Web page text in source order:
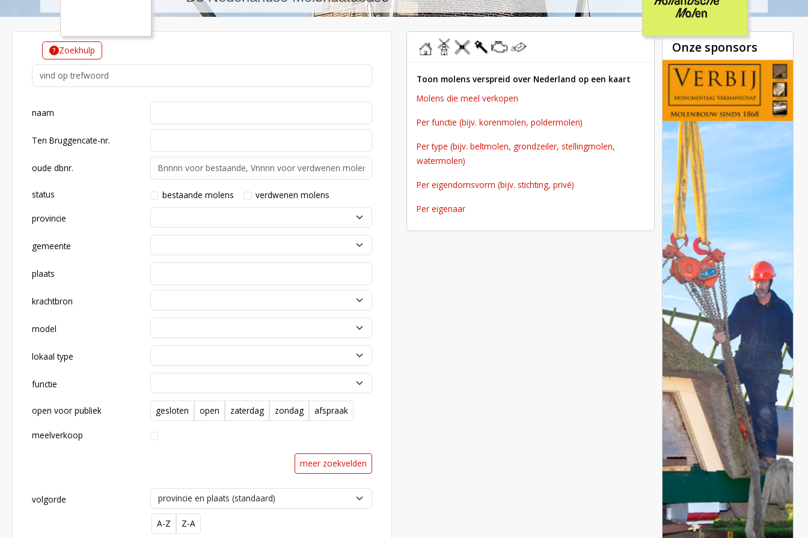
Zoekhulp
naam
Ten Bruggencate-nr.
oude dbnr.
status bestaande molens verdwenen molens
provincie
gemeente
plaats
krachtbron
model
lokaal type
functie
open voor publiek gesloten open zaterdag zondag afspraak
meelverkoop
meer zoekvelden
volgorde
Sort order
A-Z Z-A
hoofdmenu
ho
mol roe
data
e
ass
mot
ndat
se
stuu
cht
Toon molens verspreid over Nederland op een kaart
molens die meel verkopen
per functie (bijv. korenmolen, poldermolen)
per type (bijv. beltmolen, grondzeiler, stellingmolen,
watermolen)
per eigendomsvorm (bijv. stichting, privé)
per eigenaar
Onze sponsors